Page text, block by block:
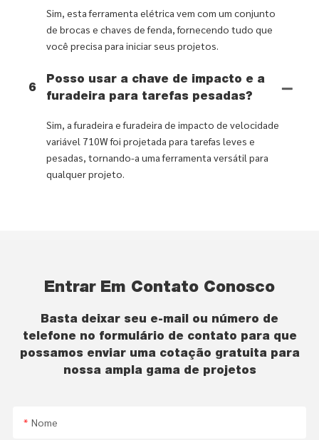
Sim, esta ferramenta elétrica vem com um conjunto
de brocas e chaves de fenda, fornecendo tudo que
você precisa para iniciar seus projetos.
6
Posso usar a chave de impacto e a
furadeira para tarefas pesadas?
Sim, a furadeira e furadeira de impacto de velocidade
variável 710W foi projetada para tarefas leves e
pesadas, tornando-a uma ferramenta versátil para
qualquer projeto.
Entrar Em Contato Conosco
Basta deixar seu e-mail ou número de
telefone no formulário de contato para que
possamos enviar uma cotação gratuita para
nossa ampla gama de projetos
Nome